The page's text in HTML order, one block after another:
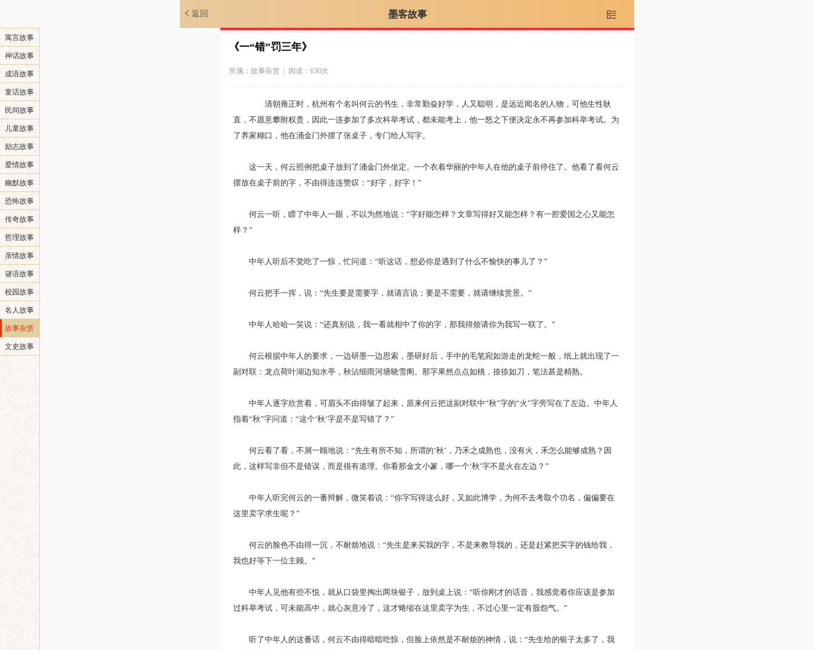
返回 墨客故事 
寓言故事
神话故事
成语故事
童话故事
民间故事
儿童故事
励志故事
爱情故事
幽默故事
恐怖故事
传奇故事
哲理故事
亲情故事
谜语故事
校园故事
名人故事
故事杂赏
文史故事
《一“错”罚三年》
所属： 故事杂赏| 阅读：630次
清朝雍正时，杭州有个名叫何云的书生，非常勤奋好学，人又聪明，是远近闻名的人物，可他生性耿
直，不愿意攀附权贵，因此一连参加了多次科举考试，都未能考上，他一怒之下便决定永不再参加科举考试。为
了养家糊口，他在涌金门外摆了张桌子，专门给人写字。
这一天，何云照例把桌子放到了涌金门外坐定。一个衣着华丽的中年人在他的桌子前停住了。他看了看何云
摆放在桌子前的字，不由得连连赞叹：“好字，好字！”
何云一听，瞟了中年人一眼，不以为然地说：“字好能怎样？文章写得好又能怎样？有一腔爱国之心又能怎
样？”
中年人听后不觉吃了一惊，忙问道：“听这话，想必你是遇到了什么不愉快的事儿了？”
何云把手一挥，说：“先生要是需要字，就请言说；要是不需要，就请继续赏景。”
中年人哈哈一笑说：“还真别说，我一看就相中了你的字，那我得烦请你为我写一联了。”
何云根据中年人的要求，一边研墨一边思索，墨研好后，手中的毛笔宛如游走的龙蛇一般，纸上就出现了一
副对联：龙点荷叶湖边知水亭，秋沾细雨河塘晓雪阁。那字果然点点如桃，捺捺如刀，笔法甚是精熟。
中年人逐字欣赏着，可眉头不由得皱了起来，原来何云把这副对联中“秋”字的“火”字旁写在了左边。中年人
指着“秋”字问道：“这个‘秋’字是不是写错了？”
何云看了看，不屑一顾地说：“先生有所不知，所谓的‘秋’，乃禾之成熟也，没有火，禾怎么能够成熟？因
此，这样写非但不是错误，而是很有道理。你看那金文小篆，哪一个‘秋’字不是火在左边？”
中年人听完何云的一番辩解，微笑着说：“你字写得这么好，又如此博学，为何不去考取个功名，偏偏要在
这里卖字求生呢？”
何云的脸色不由得一沉，不耐烦地说：“先生是来买我的字，不是来教导我的，还是赶紧把买字的钱给我，
我也好等下一位主顾。”
中年人见他有些不悦，就从口袋里掏出两块银子，放到桌上说：“听你刚才的话音，我感觉着你应该是参加
过科举考试，可未能高中，就心灰意冷了，这才蜷缩在这里卖字为生，不过心里一定有股怨气。”
听了中年人的这番话，何云不由得暗暗吃惊，但脸上依然是不耐烦的神情，说：“先生给的银子太多了，我